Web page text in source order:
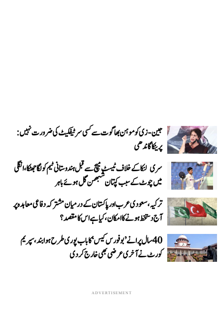
جین-زی کو موہن بھاگوت سے کسی سرٹیفکیٹ کی ضرورت نہیں:
پرینکا گاندھی
سری لنکا کے خلاف ٹیسٹ میچ سے قبل ہندوستانی ٹیم کو لگا جھٹکا، انگلی
میں چوٹ کے سبب کپتان شبھمن گل ہوئے باہر
ترکیہ، سعودی عرب اور پاکستان کے درمیان مشترکہ دفاعی معاہدہ پر
آج دستخط ہونے کا امکان، کیا ہے اس کا مقصد؟
40 سال پرانے ’بوفورس کیس‘ کا باب پوری طرح ہوا بند، سپریم
کورٹ نے آخری عرضی بھی خارج کر دی
ADVERTISEMENT